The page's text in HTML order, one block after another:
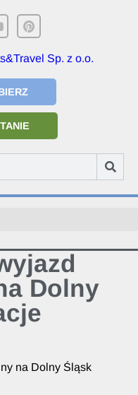
Dolny